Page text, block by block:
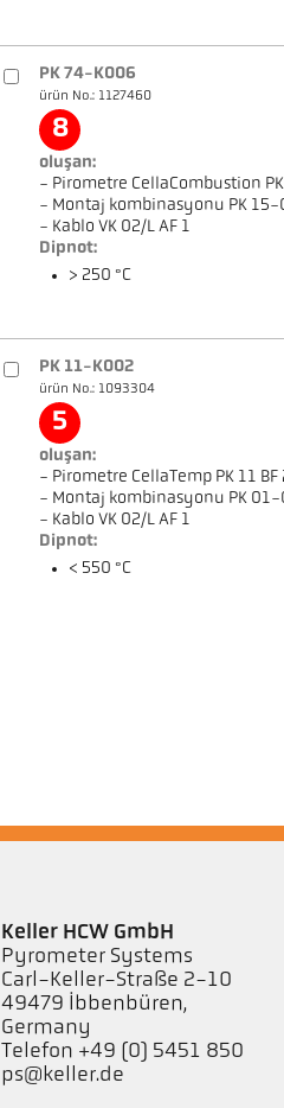
PK 74-K006
ürün No.: 1127460
8
oluşan:
- Pirometre CellaCombustion PK
- Montaj kombinasyonu PK 15-
- Kablo VK 02/L AF 1
Dipnot:
> 250 °C
PK 11-K002
ürün No.: 1093304
5
oluşan:
- Pirometre CellaTemp PK 11 BF
- Montaj kombinasyonu PK 01-
- Kablo VK 02/L AF 1
Dipnot:
< 550 °C
Keller HCW GmbH
Pyrometer Systems
Carl-Keller-Straße 2-10
49479 Ibbenbüren,
Germany
Telefon +49 (0) 5451 850
ps@keller.de